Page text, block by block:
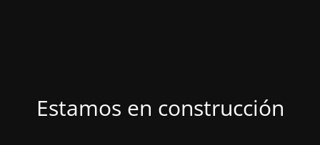
Estamos en construcción